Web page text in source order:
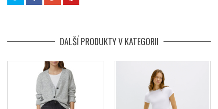
DALŠÍ PRODUKTY V KATEGORII